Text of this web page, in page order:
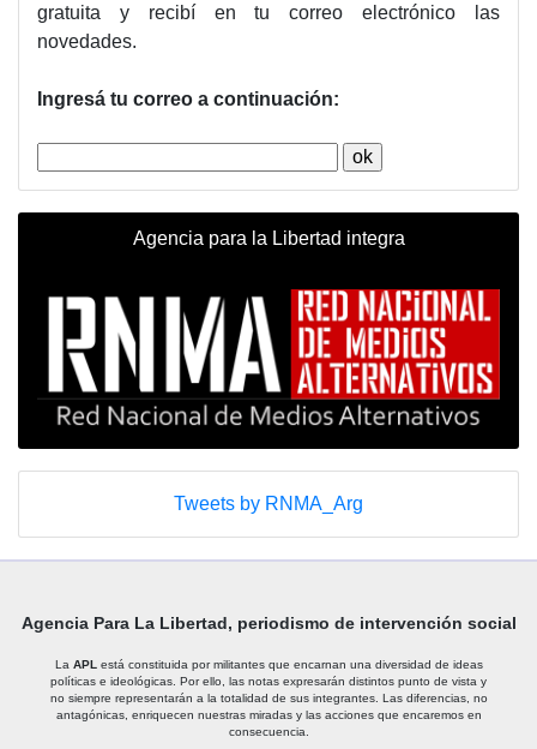
gratuita y recibí en tu correo electrónico las
novedades.
Ingresá tu correo a continuación:
Agencia para la Libertad integra
Tweets by RNMA_Arg
Agencia Para La Libertad, periodismo de intervención social
La APLestá constituida por militantes que encarnan una diversidad de ideas
políticas e ideológicas. Por ello, las notas expresarán distintos punto de vista y
no siempre representarán a la totalidad de sus integrantes. Las diferencias, no
antagónicas, enriquecen nuestras miradas y las acciones que encaremos en
consecuencia.